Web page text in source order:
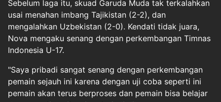
Sebelum laga itu, skuad Garuda Muda tak terkalahkan
usai menahan imbang Tajikistan (2-2), dan
mengalahkan Uzbekistan (2-0). Kendati tidak juara,
Nova mengaku senang dengan perkembangan Timnas
Indonesia U-17.
"Saya pribadi sangat senang dengan perkembangan
pemain sejauh ini karena dengan uji coba seperti ini
pemain akan terus berproses dan pemain bisa belajar